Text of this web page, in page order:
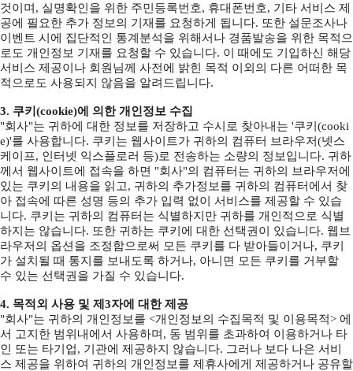
것이며, 실명확인을 위한 주민등록번호, 휴대폰번호, 기타 서비스 제
공에 필요한 추가 정보의 기재를 요청하게 됩니다. 또한 설문조사나
이벤트 시에 집단적인 통계분석을 위해서나 경품발송을 위한 목적으
로도 개인정보 기재를 요청할 수 있습니다. 이 때에도 기입하신 해당
서비스 제공이나 회원님께 사전에 밝힌 목적 이외의 다른 어떠한 목
적으로도 사용되지 않음을 알려드립니다.
3. 쿠키(cookie)에 의한 개인정보 수집
"회사"는 귀하에 대한 정보를 저장하고 수시로 찾아내는 '쿠키(cooki
e)'를 사용합니다. 쿠키는 웹사이트가 귀하의 컴퓨터 브라우저(넷스
케이프, 인터넷 익스플로러 등)로 전송하는 소량의 정보입니다. 귀하
께서 웹사이트에 접속을 하면 "회사"의 컴퓨터는 귀하의 브라우저에
있는 쿠키의 내용을 읽고, 귀하의 추가정보를 귀하의 컴퓨터에서 찾
아 접속에 따른 성명 등의 추가 입력 없이 서비스를 제공할 수 있습
니다. 쿠키는 귀하의 컴퓨터는 식별하지만 귀하를 개인적으로 식별
하지는 않습니다. 또한 귀하는 쿠키에 대한 선택권이 있습니다. 웹브
라우저의 옵션을 조정함으로써 모든 쿠키를 다 받아들이거나, 쿠키
가 설치될 때 통지를 보내도록 하거나, 아니면 모든 쿠키를 거부할
수 있는 선택권을 가질 수 있습니다.
4. 목적외 사용 및 제3자에 대한 제공
"회사"는 귀하의 개인정보를 <개인정보의 수집목적 및 이용목적> 에
서 고지한 범위내에서 사용하며, 동 범위를 초과하여 이용하거나 타
인 또는 타기업, 기관에 제공하지 않습니다. 그러나 보다 나은 서비
스 제공을 위하여 귀하의 개인정보를 제휴사에게 제공하거나 공유할